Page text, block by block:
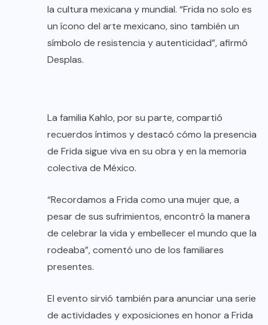
la cultura mexicana y mundial. “Frida no solo es
un ícono del arte mexicano, sino también un
símbolo de resistencia y autenticidad”, afirmó
Desplas.
La familia Kahlo, por su parte, compartió
recuerdos íntimos y destacó cómo la presencia
de Frida sigue viva en su obra y en la memoria
colectiva de México.
“Recordamos a Frida como una mujer que, a
pesar de sus sufrimientos, encontró la manera
de celebrar la vida y embellecer el mundo que la
rodeaba”, comentó uno de los familiares
presentes.
El evento sirvió también para anunciar una serie
de actividades y exposiciones en honor a Frida